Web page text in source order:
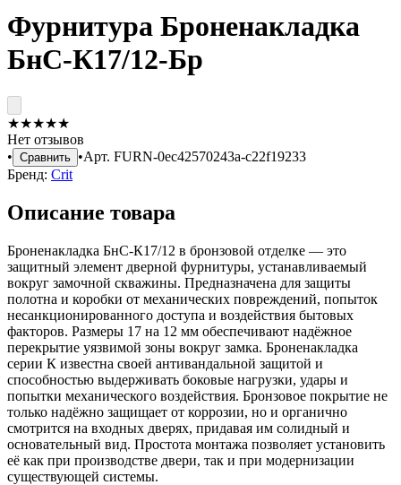
Фурнитура Броненакладка
БнС-К17/12-Бр
★★★★★
Нет отзывов
• Сравнить •Арт. FURN-0ec42570243a-c22f19233
Бренд: Crit
Описание товара
Броненакладка БнС-К17/12 в бронзовой отделке — это
защитный элемент дверной фурнитуры, устанавливаемый
вокруг замочной скважины. Предназначена для защиты
полотна и коробки от механических повреждений, попыток
несанкционированного доступа и воздействия бытовых
факторов. Размеры 17 на 12 мм обеспечивают надёжное
перекрытие уязвимой зоны вокруг замка. Броненакладка
серии К известна своей антивандальной защитой и
способностью выдерживать боковые нагрузки, удары и
попытки механического воздействия. Бронзовое покрытие не
только надёжно защищает от коррозии, но и органично
смотрится на входных дверях, придавая им солидный и
основательный вид. Простота монтажа позволяет установить
её как при производстве двери, так и при модернизации
существующей системы.